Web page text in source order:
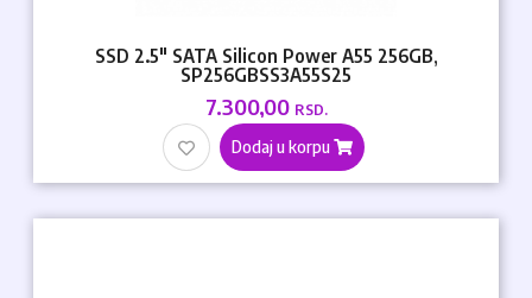
SSD 2.5" SATA Silicon Power A55 256GB,
SP256GBSS3A55S25
7.300,00 RSD.
Dodaj u korpu